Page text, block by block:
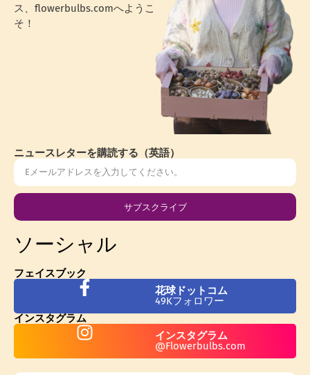
ス、flowerbulbs.comへようこ
そ！
ニュースレターを購読する（英語）
サブスクライブ
ソーシャル
フェイスブック
花球ドットコム
49Kフォロワー
インスタグラム
インスタグラム
@Flowerbulbs.com